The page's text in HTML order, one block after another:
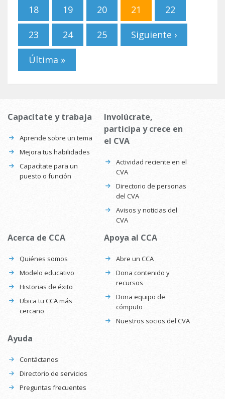
18 19 20 21 22
23 24 25 Siguiente ›
Última »
Capacítate y trabaja
Aprende sobre un tema
Mejora tus habilidades
Capacítate para un
puesto o función
Involúcrate,
participa y crece en
el CVA
Actividad reciente en el
CVA
Directorio de personas
del CVA
Avisos y noticias del
CVA
Acerca de CCA
Quiénes somos
Modelo educativo
Historias de éxito
Ubica tu CCA más
cercano
Apoya al CCA
Abre un CCA
Dona contenido y
recursos
Dona equipo de
cómputo
Nuestros socios del CVA
Ayuda
Contáctanos
Directorio de servicios
Preguntas frecuentes